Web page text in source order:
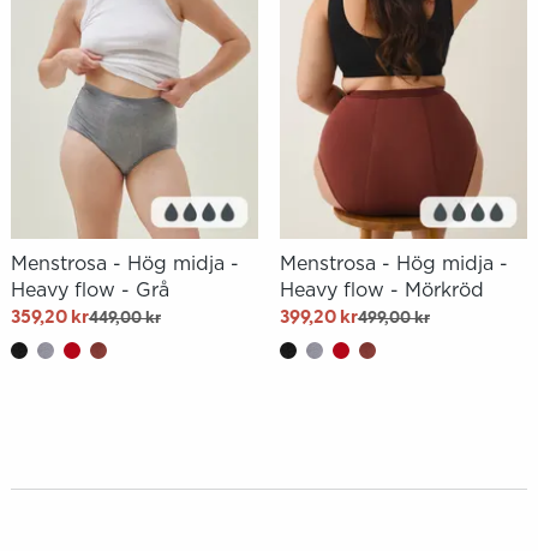
Menstrosa - Hög midja -
Heavy flow - Grå
359,20 kr449,00 kr
Menstrosa - Hög midja -
Heavy flow - Mörkröd
399,20 kr499,00 kr